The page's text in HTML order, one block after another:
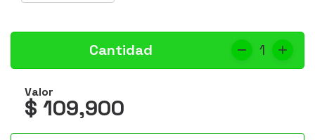
Cantidad 1
Valor
$ 109,900